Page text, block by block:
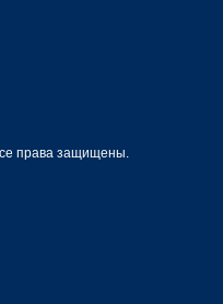
права защищены.